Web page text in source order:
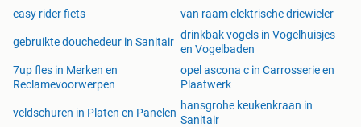
easy rider fiets
van raam elektrische driewieler
gebruikte douchedeur in Sanitair
drinkbak vogels in Vogelhuisjes
en Vogelbaden
7up fles in Merken en
Reclamevoorwerpen
opel ascona c in Carrosserie en
Plaatwerk
veldschuren in Platen en Panelen
hansgrohe keukenkraan in
Sanitair